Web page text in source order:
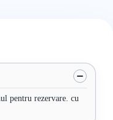
pentru rezervare. cu